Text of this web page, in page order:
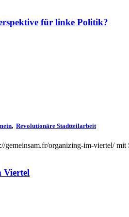
für linke Politik?
, Revolutionäre Stadtteilarbeit
gemeinsam.fr/organizing-im-viertel/
Viertel